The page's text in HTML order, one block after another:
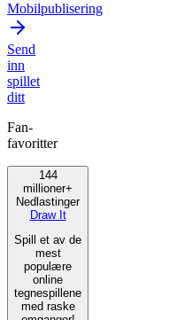
Mobilpublisering
Send
inn
spillet
ditt
Fan-
favoritter
144
millioner+
Nedlastinger
Draw It
Spill et av de
mest
populære
online
tegnespillene
med raske